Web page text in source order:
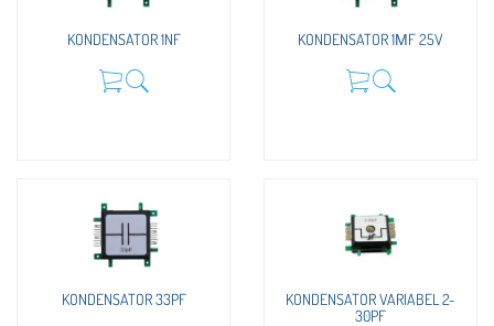
KONDENSATOR 1NF KONDENSATOR 1ΜF 25V
KONDENSATOR 33PF
KONDENSATOR VARIABEL 2-
30PF